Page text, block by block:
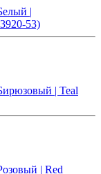
|
53)
| Teal
| Red